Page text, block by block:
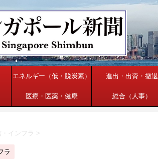
エネルギー（低・脱炭素） 進出・出資・撤退
医療・医薬・健康 総合（人事）
インフラ >
ラ